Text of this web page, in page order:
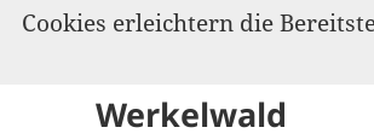
Werkelwald
Cookies erleichtern die